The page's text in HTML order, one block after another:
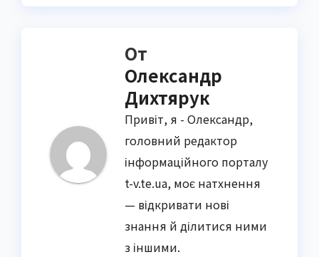
От
Олександр
Дихтярук
Привіт, я - Олександр,
головний редактор
інформаційного порталу
t-v.te.ua, моє натхнення
— відкривати нові
знання й ділитися ними
з іншими.